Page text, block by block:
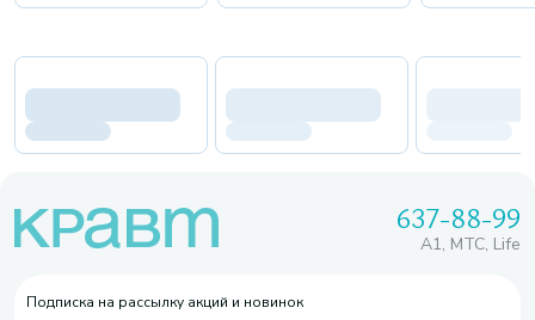
637-88-99
A1, МТС, Life
Подписка на рассылку акций и новинок